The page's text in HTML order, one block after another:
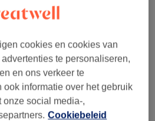
vanaf €1
cookies en cookies van
te personaliseren,
en ons verkeer te
ook informatie over het gebruik
onze social media-,
Cookiebeleid